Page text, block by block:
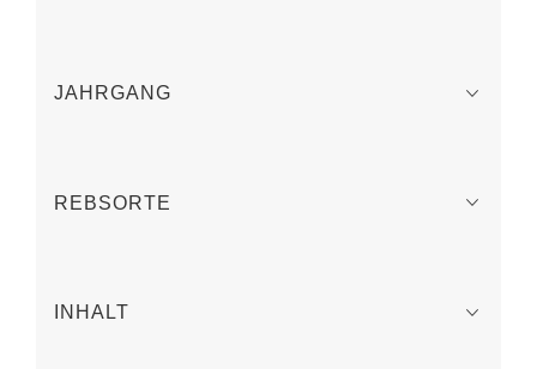
JAHRGANG
REBSORTE
INHALT